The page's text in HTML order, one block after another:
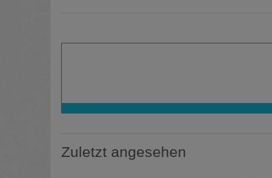
Zuletzt angesehen